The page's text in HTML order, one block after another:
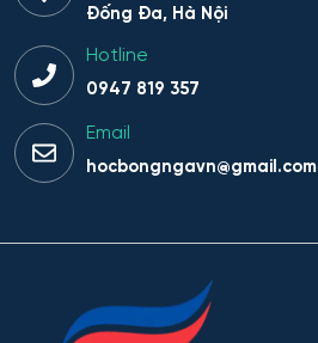
Đống Đa, Hà Nội
Hotline
0947 819 357
Email
hocbongngavn@gmail.com